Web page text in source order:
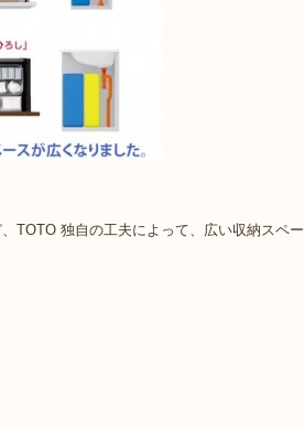
TOTO 独自の工夫によって、広い収納スペー